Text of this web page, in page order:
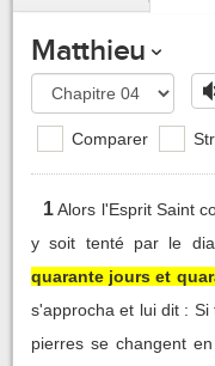
Matthieu
Comparer
1 Alors l'Esprit Saint
y soit tenté par le
quarante jours et
s'approcha et lui dit :
pierres se changent en